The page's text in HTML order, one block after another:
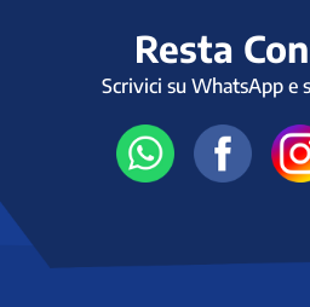
Resta
Scrivici su WhatsApp e